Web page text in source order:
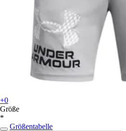
+0
Größe
*
Größentabelle